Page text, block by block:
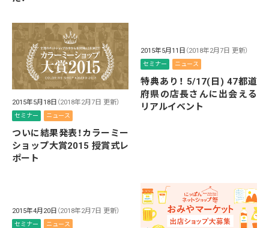
2015年5月18日 （2018年2月7日 更新）
セミナー ニュース
ついに結果発表！カラーミー
ショップ大賞2015 授賞式レ
ポート
2015年5月11日 （2018年2月7日 更新）
セミナー ニュース
特典あり！ 5/17(日) 47都道
府県の店長さんに出会える
リアルイベント
2015年4月20日 （2018年2月7日 更新）
セミナー ニュース